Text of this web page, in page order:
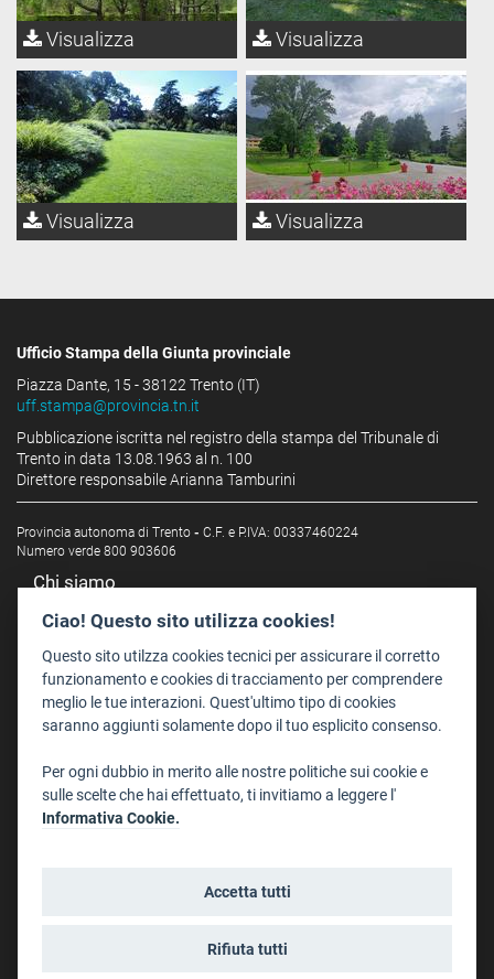
Visualizza Visualizza
Visualizza Visualizza
Ufficio Stampa della Giunta provinciale
Piazza Dante, 15 - 38122 Trento (IT)
uff.stampa@provincia.tn.it
Pubblicazione iscritta nel registro della stampa del Tribunale di
Trento in data 13.08.1963 al n. 100
Direttore responsabile Arianna Tamburini
Provincia autonoma di Trento - C.F. e P.IVA: 00337460224
Numero verde 800 903606
Chi siamo
Redazione
Staff
Format - Centro Audiovisivi
Trentino Film Commission
Dove Siamo
Struttura di riferimento
Ciao! Questo sito utilizza cookies!
Questo sito utilzza cookies tecnici per assicurare il corretto
funzionamento e cookies di tracciamento per comprendere
meglio le tue interazioni. Quest'ultimo tipo di cookies
saranno aggiunti solamente dopo il tuo esplicito consenso.
Per ogni dubbio in merito alle nostre politiche sui cookie e
sulle scelte che hai effettuato, ti invitiamo a leggere l'
Informativa Cookie.
Accetta tutti
Rifiuta tutti